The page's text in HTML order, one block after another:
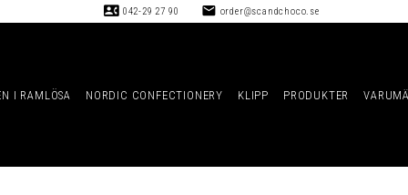
contact_phone 042-29 27 90 mail order@scandchoco.se
I RAMLÖSA NORDIC CONFECTIONERY KLIPP PRODUKTER